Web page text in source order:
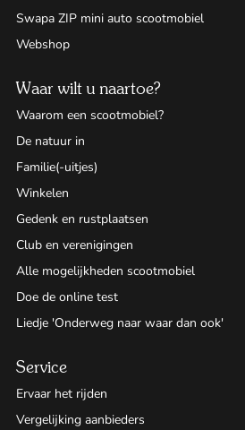
Swapa ZIP mini auto scootmobiel
Webshop
Waar wilt u naartoe?
Waarom een scootmobiel?
De natuur in
Familie(-uitjes)
Winkelen
Gedenk en rustplaatsen
Club en verenigingen
Alle mogelijkheden scootmobiel
Doe de online test
Liedje 'Onderweg naar waar dan ook'
Service
Ervaar het rijden
Vergelijking aanbieders